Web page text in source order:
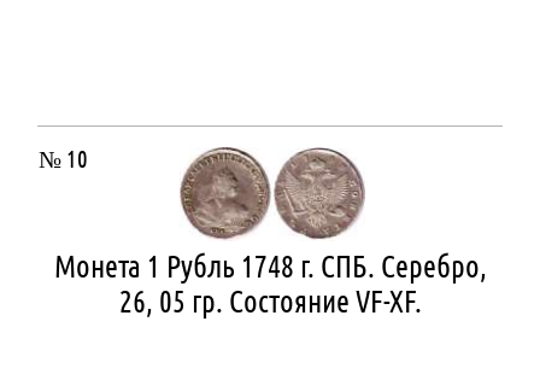
№ 10
Монета 1 Рубль 1748 г. СПБ. Серебро,
26, 05 гр. Состояние VF-XF.